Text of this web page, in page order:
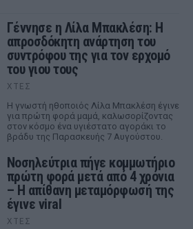
Γέννησε η Λίλα Μπακλέση: Η
απροσδόκητη ανάρτηση του
συντρόφου της για τον ερχομό
του γιου τους
ΧΤΕΣ
Η γνωστή ηθοποιός Λίλα Μπακλέση έγινε
για πρώτη φορά μαμά, καλωσορίζοντας
στον κόσμο ένα υγιέστατο αγοράκι το
βράδυ της Παρασκευής 7 Αυγούστου.
Νοσηλεύτρια πήγε κομμωτήριο
πρώτη φορά μετά από 4 χρόνια
– Η απίθανη μεταμόρφωσή της
έγινε viral
ΧΤΕΣ